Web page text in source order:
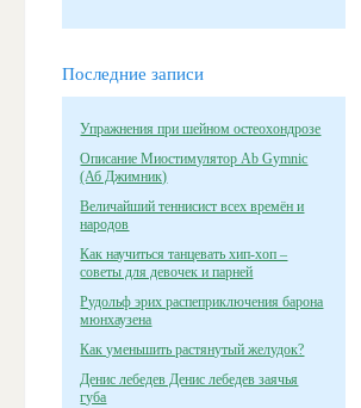
Последние записи
Упражнения при шейном остеохондрозе
Описание Миостимулятор Ab Gymnic
(Аб Джимник)
Величайший теннисист всех времён и
народов
Как научиться танцевать хип-хоп –
советы для девочек и парней
Рудольф эрих распеприключения барона
мюнхаузена
Как уменьшить растянутый желудок?
Денис лебедев Денис лебедев заячья
губа